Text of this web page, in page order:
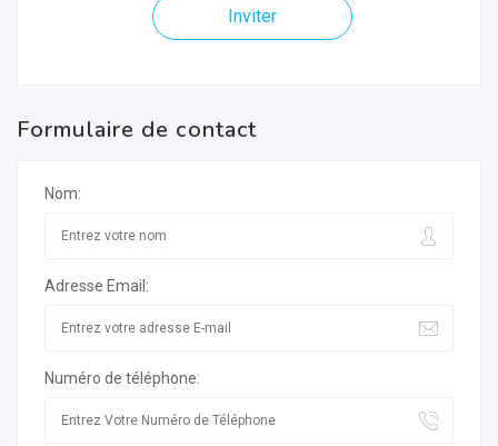
Inviter
Formulaire de contact
Nom:
Adresse Email:
Numéro de téléphone: